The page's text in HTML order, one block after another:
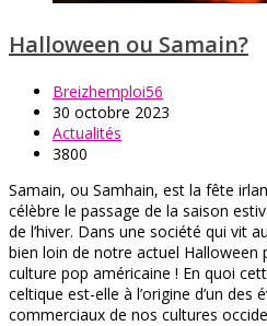
Halloween ou Samain?
Breizhemploi56
30 octobre 2023
Actualités
3800
Samain, ou Samhain, est la fête
célèbre le passage de la saison
de l’hiver. Dans une société qui vit
bien loin de notre actuel Halloween
culture pop américaine ! En quoi
celtique est-elle à l’origine d’un des
commerciaux de nos cultures